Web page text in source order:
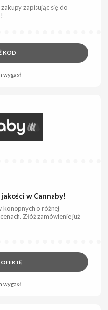
zapisując się do
KOD
wygasł
w Cannaby!
konopnych o różnej
Złóż zamówienie już
wygasł